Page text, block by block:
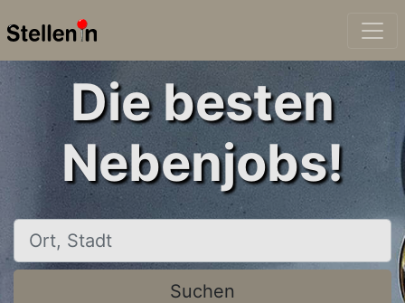
Die besten
Nebenjobs!
Ort, Stadt
Suchen